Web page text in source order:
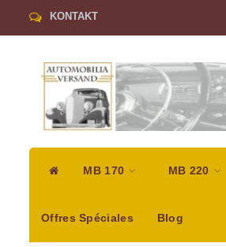
KONTAKT
MB 170 MB 220
Offres Spéciales Blog